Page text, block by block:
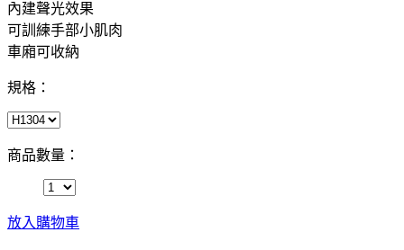
內建聲光效果
可訓練手部小肌肉
車廂可收納
規格：
商品數量：
放入購物車